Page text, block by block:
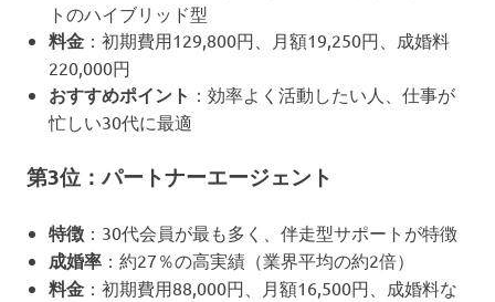
トのハイブリッド型
料金 ：初期費用129,800円、月額19,250円、成婚料
220,000円
おすすめポイント ：効率よく活動したい人、仕事が
忙しい30代に最適
第3位：パートナーエージェント
特徴 ：30代会員が最も多く、伴走型サポートが特徴
成婚率 ：約27％の高実績（業界平均の約2倍）
料金 ：初期費用88,000円、月額16,500円、成婚料な